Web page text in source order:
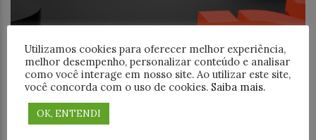
Desenvolvimento
Descubra o Redis: a solução open
Utilizamos cookies para oferecer melhor experiência,
melhor desempenho, personalizar conteúdo e analisar
como você interage em nosso site. Ao utilizar este site,
você concorda com o uso de cookies. Saiba mais.
OK, ENTENDI